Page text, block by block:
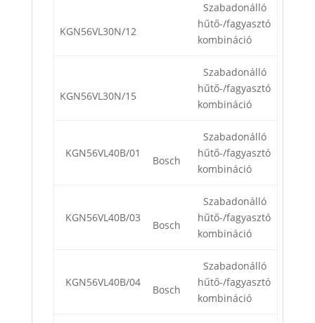
KGN56VL30N/12
Szabadonálló
hűtő-/fagyasztó
kombináció
KGN56VL30N/15
Szabadonálló
hűtő-/fagyasztó
kombináció
KGN56VL40B/01
Bosch
Szabadonálló
hűtő-/fagyasztó
kombináció
KGN56VL40B/03
Bosch
Szabadonálló
hűtő-/fagyasztó
kombináció
KGN56VL40B/04
Bosch
Szabadonálló
hűtő-/fagyasztó
kombináció